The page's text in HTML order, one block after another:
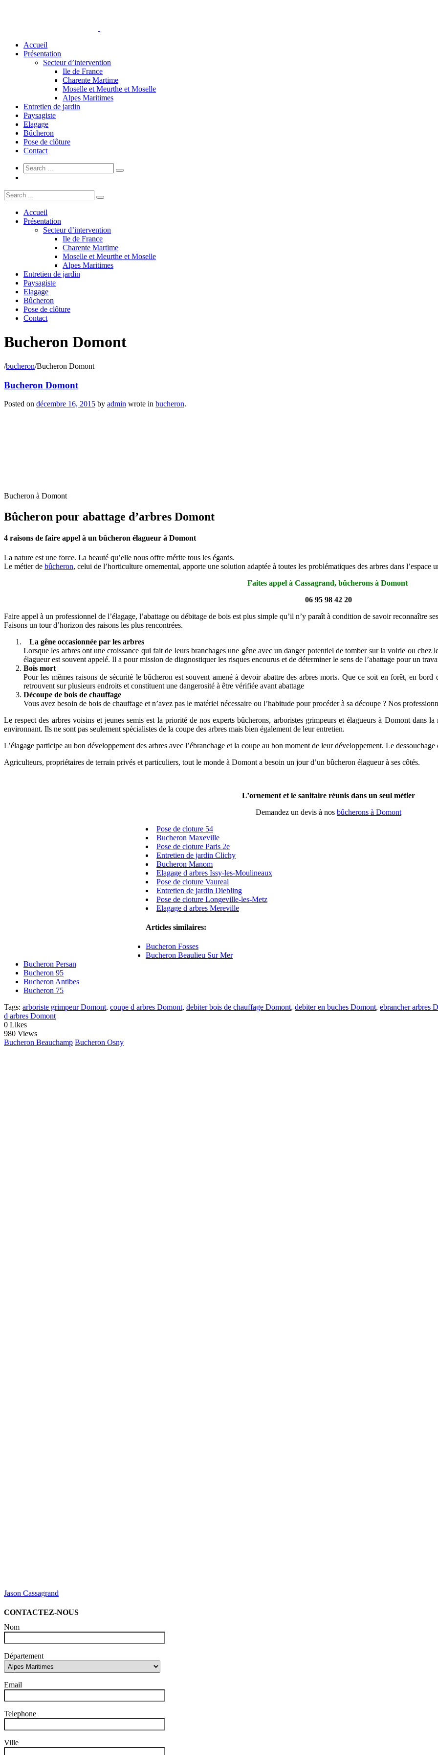
Accueil
Présentation
Secteur d’intervention
Ile de France
Charente Martime
Moselle et Meurthe et Moselle
Alpes Maritimes
Entretien de jardin
Paysagiste
Elagage
Bûcheron
Pose de clôture
Contact
Accueil
Présentation
Secteur d’intervention
Ile de France
Charente Martime
Moselle et Meurthe et Moselle
Alpes Maritimes
Entretien de jardin
Paysagiste
Elagage
Bûcheron
Pose de clôture
Contact
Bucheron Domont
/bucheron/Bucheron Domont
Bucheron Domont
Posted on décembre 16, 2015 by admin wrote in bucheron.
Bucheron à Domont
Bûcheron pour abattage d’arbres Domont
4 raisons de faire appel à un bûcheron élagueur à Domont
La nature est une force. La beauté qu’elle nous offre mérite tous les égards.
Le métier de bûcheron, celui de l’horticulture ornemental, apporte une solution adaptée à toutes les problématiques des arbres dans l’espace
Faites appel à Cassagrand, bûcherons à Domont
06 95 98 42 20
Faire appel à un professionnel de l’élagage, l’abattage ou débitage de bois est plus simple qu’il n’y paraît à condition de savoir reconnaître
Faisons un tour d’horizon des raisons les plus rencontrées.
La gêne occasionnée par les arbres
Lorsque les arbres ont une croissance qui fait de leurs branchages une gêne avec un danger potentiel de tomber sur la voirie ou
élagueur est souvent appelé. Il a pour mission de diagnostiquer les risques encourus et de déterminer le sens de l’abattage pour un
Bois mort
Pour les mêmes raisons de sécurité le bûcheron est souvent amené à devoir abattre des arbres morts. Que ce soit en forêt, en
retrouvent sur plusieurs endroits et constituent une dangerosité à être vérifiée avant abattage
Découpe de bois de chauffage
Vous avez besoin de bois de chauffage et n’avez pas le matériel nécessaire ou l’habitude pour procéder à sa découpe ? Nos
Le respect des arbres voisins et jeunes semis est la priorité de nos experts bûcherons, arboristes grimpeurs et élagueurs à Domont dans
environnant. Ils ne sont pas seulement spécialistes de la coupe des arbres mais bien également de leur entretien.
L’élagage participe au bon développement des arbres avec l’ébranchage et la coupe au bon moment de leur développement. Le
Agriculteurs, propriétaires de terrain privés et particuliers, tout le monde à Domont a besoin un jour d’un bûcheron élagueur à ses côtés.
L’ornement et le sanitaire réunis dans un seul métier
Demandez un devis à nos bûcherons à Domont
Pose de cloture 54
Bucheron Maxeville
Pose de cloture Paris 2e
Entretien de jardin Clichy
Bucheron Manom
Elagage d arbres Issy-les-Moulineaux
Pose de cloture Vaureal
Entretien de jardin Diebling
Pose de cloture Longeville-les-Metz
Elagage d arbres Mereville
Articles similaires:
Bucheron Fosses
Bucheron Beaulieu Sur Mer
Bucheron Persan
Bucheron 95
Bucheron Antibes
Bucheron 75
Tags: arboriste grimpeur Domont, coupe d arbres Domont, debiter bois de chauffage Domont, debiter en buches Domont, ebrancher arbres
d arbres Domont
0 Likes
980 Views
Bucheron Beauchamp Bucheron Osny
Jason Cassagrand
CONTACTEZ-NOUS
Nom
Département
Email
Telephone
Ville